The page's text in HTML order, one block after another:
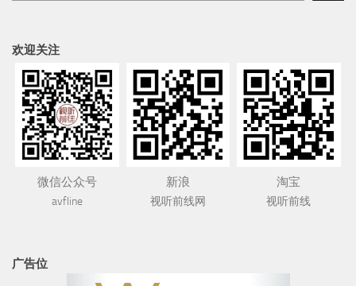
欢迎关注
微信公众号
avfline
新浪
视听前线网
淘宝
视听前线
广告位